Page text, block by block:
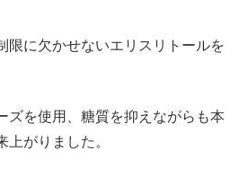
限に欠かせないエリスリトールを
ズを使用、糖質を抑えながらも本
がりました。